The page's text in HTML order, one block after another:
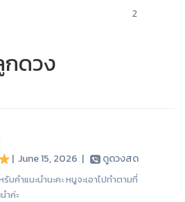
2
กดวง
| June 15, 2026 | ดูดวงสด
คำแนะนำนะคะ หนูจะเอาไปทำตามที่
ำค่ะ